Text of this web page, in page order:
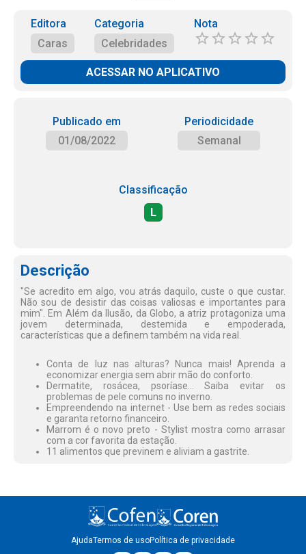
Editora
Caras
Categoria
Celebridades
Nota
ACESSAR NO APLICATIVO
Publicado em
01/08/2022
Periodicidade
Semanal
Classificação
L
Descrição
"Se acredito em algo, vou atrás daquilo, custe o que custar.
Não sou de desistir das coisas valiosas e importantes para
mim". Em Além da Ilusão, da Globo, a atriz protagoniza uma
jovem determinada, destemida e empoderada,
características que a definem também na vida real.
Conta de luz nas alturas? Nunca mais! Aprenda a
economizar energia sem abrir mão do conforto.
Dermatite, rosácea, psoríase... Saiba evitar os
problemas de pele comuns no inverno.
Empreendendo na internet - Use bem as redes sociais
e garanta retorno financeiro.
Marrom é o novo preto - Stylist mostra como arrasar
com a cor favorita da estação.
11 alimentos que previnem e aliviam a gastrite.
AjudaTermos de usoPolítica de privacidade